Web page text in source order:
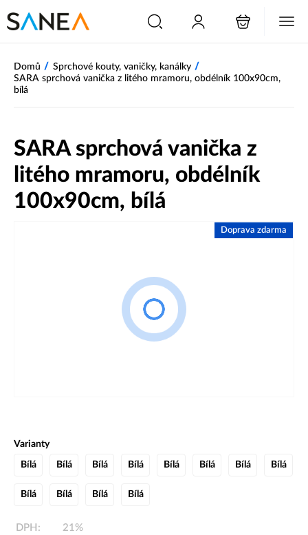
Domů / Sprchové kouty, vaničky, kanálky /
SARA sprchová vanička z litého mramoru, obdélník 100x90cm,
bílá
SARA sprchová vanička z
litého mramoru, obdélník
100x90cm, bílá
Doprava zdarma
Varianty
Bílá Bílá Bílá Bílá Bílá Bílá Bílá Bílá
Bílá Bílá Bílá Bílá
DPH:
21%